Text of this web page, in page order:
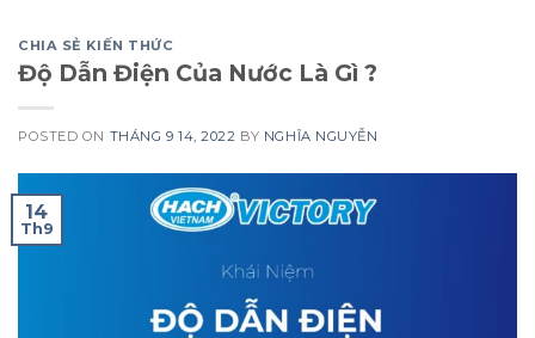
CHIA SẺ KIẾN THỨC
Độ Dẫn Điện Của Nước Là Gì ?
POSTED ON THÁNG 9 14, 2022 BY NGHĨA NGUYỄN
14
Th9